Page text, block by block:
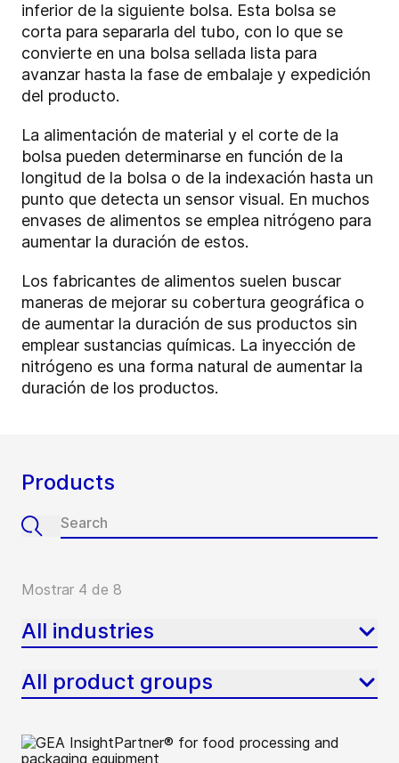
inferior de la siguiente bolsa. Esta bolsa se
corta para separarla del tubo, con lo que se
convierte en una bolsa sellada lista para
avanzar hasta la fase de embalaje y expedición
del producto.
La alimentación de material y el corte de la
bolsa pueden determinarse en función de la
longitud de la bolsa o de la indexación hasta un
punto que detecta un sensor visual. En muchos
envases de alimentos se emplea nitrógeno para
aumentar la duración de estos.
Los fabricantes de alimentos suelen buscar
maneras de mejorar su cobertura geográfica o
de aumentar la duración de sus productos sin
emplear sustancias químicas. La inyección de
nitrógeno es una forma natural de aumentar la
duración de los productos.
Products
Mostrar 4 de 8
All industries
All product groups